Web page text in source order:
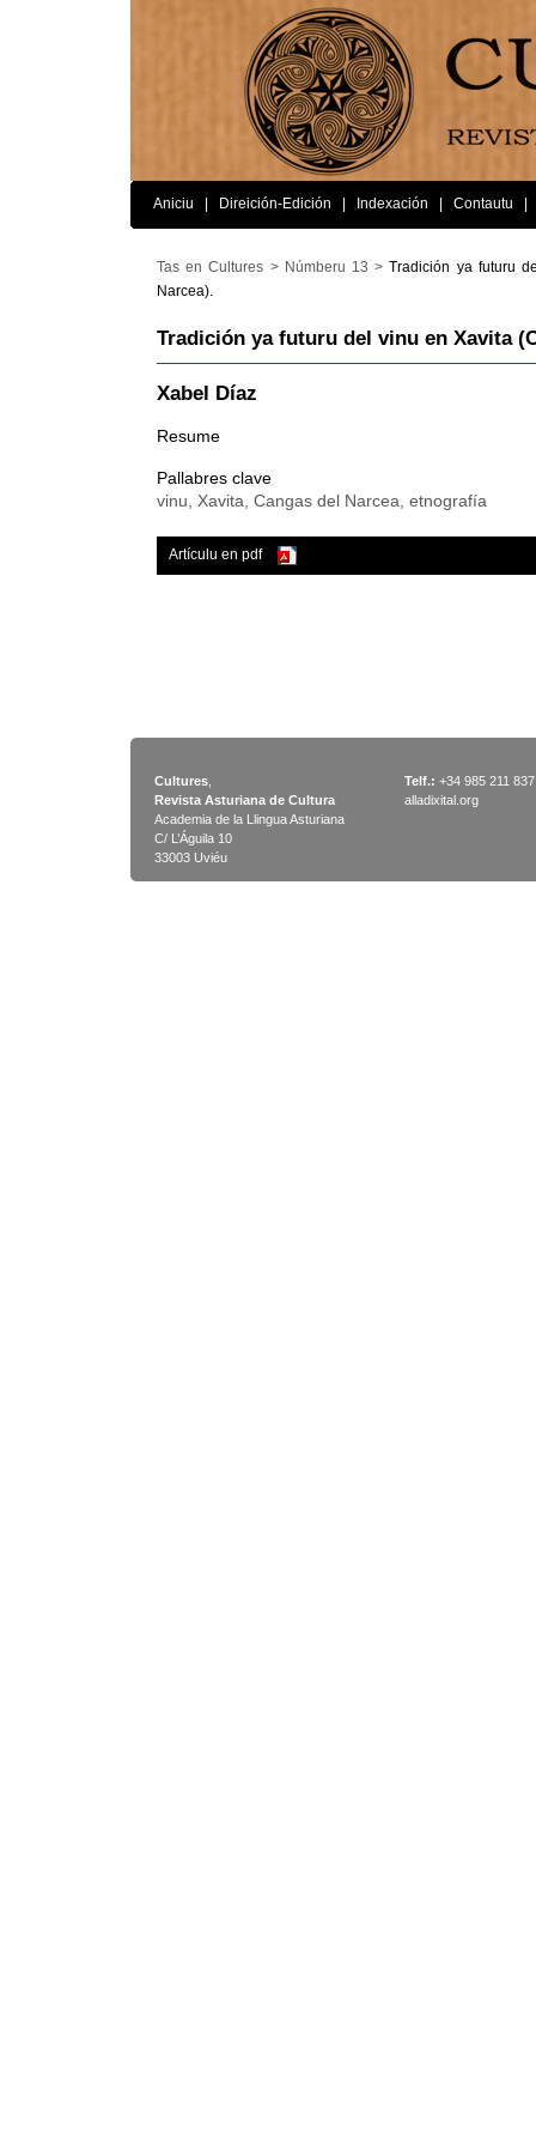
Aniciu Direición-Edición Indexación Contautu
Tas en Cultures > Númberu 13 > Tradición ya futuru
Narcea).
Tradición ya futuru del vinu en Xavita
Xabel Díaz
Resume
Pallabres clave
vinu, Xavita, Cangas del Narcea, etnografía
Artículu en pdf
Cultures
Revista Asturiana de Cultura
Academia de la Llingua Asturiana
C/ L’Águila 10
33003 Uviéu
Telf.: +34 985 211 837
alladixital.org